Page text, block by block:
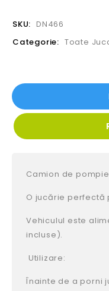
SKU: DN466
Categorie: Toate
Camion de
O jucărie perfectă
Vehiculul este
incluse).
Utilizare:
Înainte de a porni